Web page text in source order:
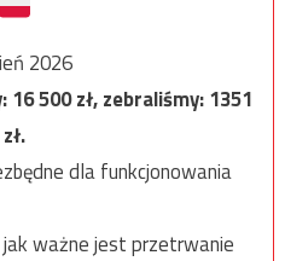
2026
16 500zł, zebraliśmy:1351
zł.
dla funkcjonowania
ważne jest przetrwanie